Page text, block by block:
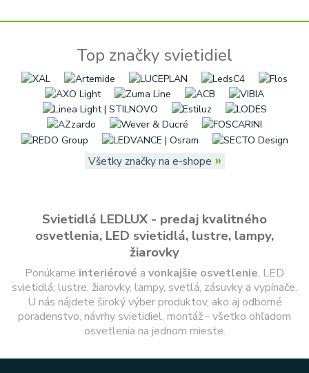
Top značky svietidiel
Všetky značky na e-shope »
Svietidlá LEDLUX - predaj kvalitného
osvetlenia, LED svietidlá, lustre, lampy,
žiarovky
Ponúkame interiérové a vonkajšie osvetlenie, LED
svietidlá, lustre, žiarovky, lampy, svetlá, zásuvky a vypínače.
U nás nájdete široký výber produktov, ako aj odborné
poradenstvo, návrhy svietidiel, montáž - všetko ohľadom
osvetlenia na jednom mieste.